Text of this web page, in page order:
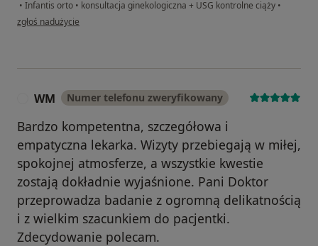
• Infantis orto • konsultacja ginekologiczna + USG kontrolne ciąży •
w opinii użytkownika Sandra Kulupa
zgłoś nadużycie
WM Numer telefonu zweryfikowany
Bardzo kompetentna, szczegółowa i
empatyczna lekarka. Wizyty przebiegają w miłej,
spokojnej atmosferze, a wszystkie kwestie
zostają dokładnie wyjaśnione. Pani Doktor
przeprowadza badanie z ogromną delikatnością
i z wielkim szacunkiem do pacjentki.
Zdecydowanie polecam.